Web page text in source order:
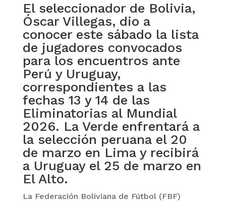
El seleccionador de Bolivia,
Óscar Villegas, dio a
conocer este sábado la lista
de jugadores convocados
para los encuentros ante
Perú y Uruguay,
correspondientes a las
fechas 13 y 14 de las
Eliminatorias al Mundial
2026. La Verde enfrentará a
la selección peruana el 20
de marzo en Lima y recibirá
a Uruguay el 25 de marzo en
El Alto.
La Federación Boliviana de Fútbol (FBF)